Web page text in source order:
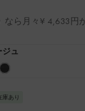
なら月々¥ 4,633円
ジュ
庫あり